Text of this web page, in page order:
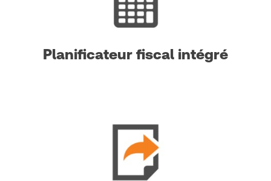
Planificateur fiscal intégré